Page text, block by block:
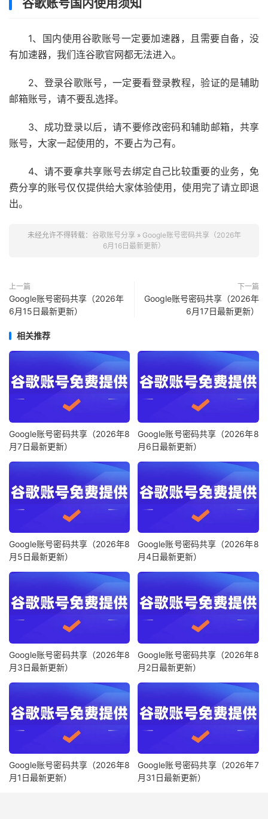
谷歌账号国内使用须知
1、国内使用谷歌账号一定要加速器，且需要自备，没
有加速器，我们连谷歌官网都无法进入。
2、登录谷歌账号，一定要看登录教程，验证的是辅助
邮箱账号，请不要乱选择。
3、成功登录以后，请不要修改密码和辅助邮箱，共享
账号，大家一起使用的，不要占为己有。
4、请不要拿共享账号去绑定自己比较重要的业务，免
费分享的账号仅仅提供给大家体验使用，使用完了请立即退
出。
未经允许不得转载： 谷歌账号分享 » Google账号密码共享（2026年
6月16日最新更新）
上一篇
Google账号密码共享（2026年
6月15日最新更新）
下一篇
Google账号密码共享（2026年
6月17日最新更新）
相关推荐
Google账号密码共享（2026年8
月7日最新更新）
Google账号密码共享（2026年8
月6日最新更新）
Google账号密码共享（2026年8
月5日最新更新）
Google账号密码共享（2026年8
月4日最新更新）
Google账号密码共享（2026年8
月3日最新更新）
Google账号密码共享（2026年8
月2日最新更新）
Google账号密码共享（2026年8
月1日最新更新）
Google账号密码共享（2026年7
月31日最新更新）